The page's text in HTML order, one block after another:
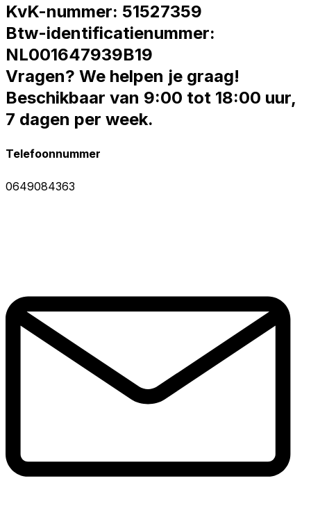
KvK-nummer: 51527359
Btw-identificatienummer:
NL001647939B19
Vragen? We helpen je graag!
Beschikbaar van 9:00 tot 18:00 uur,
7 dagen per week.
Telefoonnummer
0649084363